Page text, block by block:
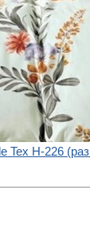
резинке
2 наволочки
Tex H-226